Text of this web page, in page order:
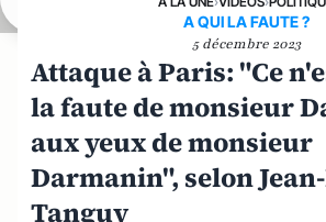
A QUI LA FAUTE ?
5 décembre 2023
Attaque à Paris: "Ce
la faute de monsieur
aux yeux de monsieur
Darmanin", selon
Tanguy